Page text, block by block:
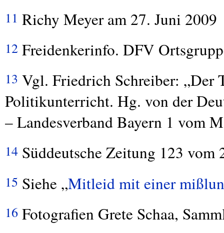
11 Richy Meyer am 27. Juni 2009
12 Freidenkerinfo. DFV
13 Vgl. Friedrich Schreiber: „Der
Politikunterricht. Hg. von der
– Landesverband Bayern 1 vom
14 Süddeutsche Zeitung 123 vom
15 Siehe „Mitleid mit einer
16 Fotografien Grete Schaa,